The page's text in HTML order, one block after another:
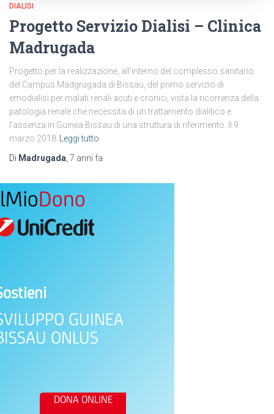
DIALISI
Progetto Servizio Dialisi – Clinica
Madrugada
Progetto per la realizzazione, all’interno del complesso sanitario
del Campus Madgrugada di Bissau, del primo servizio di
emodialisi per malati renali acuti e cronici, vista la ricorrenza della
patologia renale che necessita di un trattamento dialitico e
l’assenza in Guinea Bissau di una struttura di riferimento. Il 9
marzo 2018
Leggi tutto
Di Madrugada 7 anni fa
GUINEA
ONLUS
DONA ONLINE
Dono